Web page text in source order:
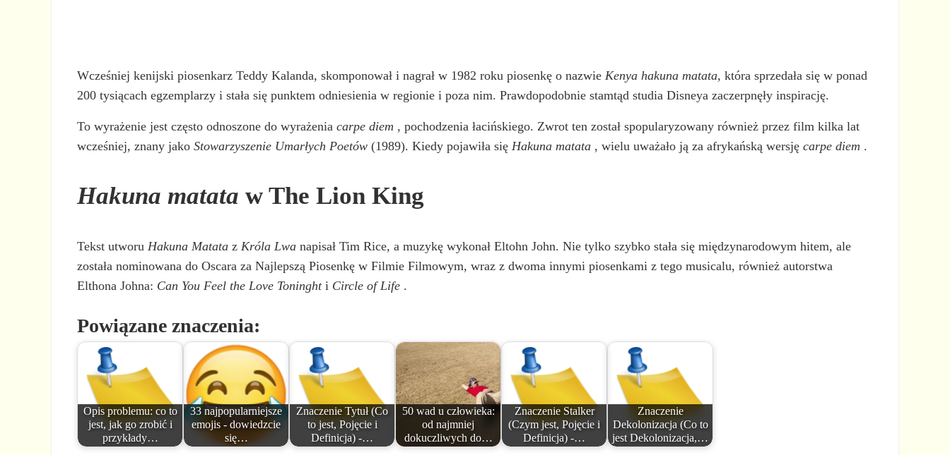
Wcześniej kenijski piosenkarz Teddy Kalanda, skomponował i nagrał w 1982 roku piosenkę o nazwie Kenya hakuna matata, która sprzedała się w ponad
200 tysiącach egzemplarzy i stała się punktem odniesienia w regionie i poza nim. Prawdopodobnie stamtąd studia Disneya zaczerpnęły inspirację.
To wyrażenie jest często odnoszone do wyrażeniacarpe diem , pochodzenia łacińskiego. Zwrot ten został spopularyzowany również przez film kilka lat
wcześniej, znany jakoStowarzyszenie Umarłych Poetów (1989). Kiedy pojawiła się Hakuna matata , wielu uważało ją za afrykańską wersjęcarpe diem .
Hakuna matata w The Lion King
Tekst utworuHakuna Matata zKróla Lwa napisał Tim Rice, a muzykę wykonał Eltohn John. Nie tylko szybko stała się międzynarodowym hitem, ale
została nominowana do Oscara za Najlepszą Piosenkę w Filmie Filmowym, wraz z dwoma innymi piosenkami z tego musicalu, również autorstwa
Elthona Johna: Can You Feel the Love Toninghti Circle of Life .
Powiązane znaczenia:
Opis problemu: co to
jest, jak go zrobić i
przykłady…
33 najpopularniejsze
emojis - dowiedzcie
się…
Znaczenie Tytuł (Co
to jest, Pojęcie i
Definicja) -…
50 wad u człowieka:
od najmniej
dokuczliwych do…
Znaczenie Stalker
(Czym jest, Pojęcie i
Definicja) -…
Znaczenie
Dekolonizacja (Co to
jest Dekolonizacja,…